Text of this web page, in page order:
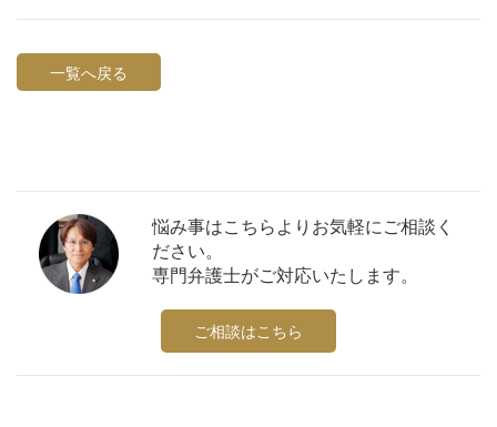
一覧へ戻る
悩み事はこちらよりお気軽にご相談く
ださい。
専門弁護士がご対応いたします。
ご相談はこちら